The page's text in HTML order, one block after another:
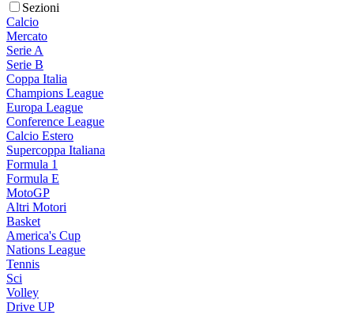
Sezioni
Calcio
Mercato
Serie A
Serie B
Coppa Italia
Champions League
Europa League
Conference League
Calcio Estero
Supercoppa Italiana
Formula 1
Formula E
MotoGP
Altri Motori
Basket
America's Cup
Nations League
Tennis
Sci
Volley
Drive UP